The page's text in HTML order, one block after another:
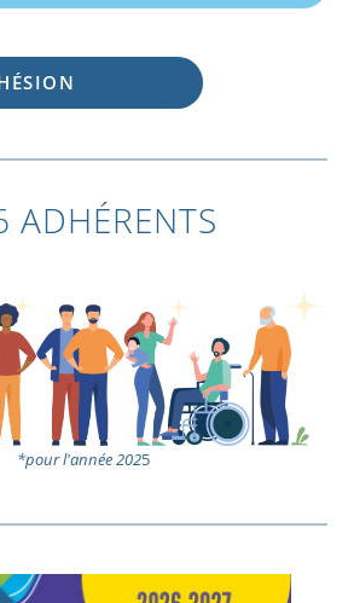
ADHÉRENTS
*pour l'année 2025